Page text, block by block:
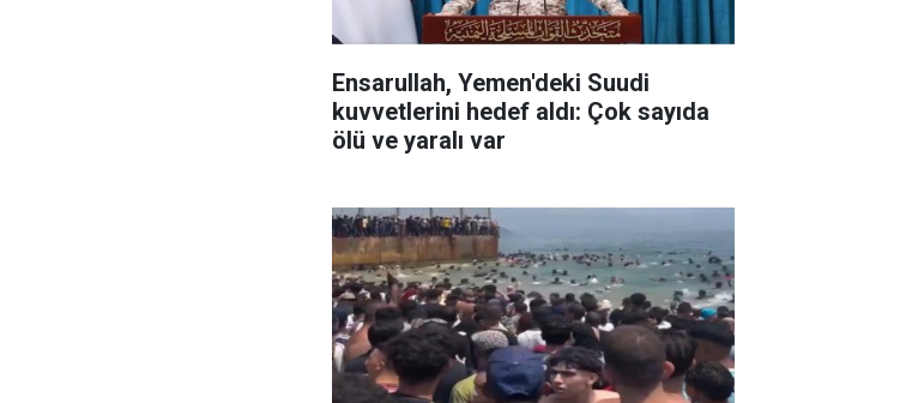
Ensarullah, Yemen'deki Suudi
kuvvetlerini hedef aldı: Çok sayıda
ölü ve yaralı var